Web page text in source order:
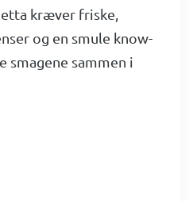
kræver friske,
og en smule know-
smagene sammen i